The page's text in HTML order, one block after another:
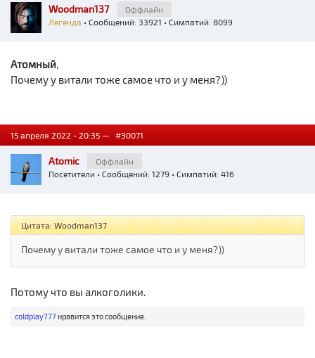
Woodman137
Оффлайн
Легенда • Сообщений: 33921 • Симпатий: 8099
Атомный,
Почему у витали тоже самое что и у меня?))
15 апреля 2022 - 20:35 — #30071
Atomic
Оффлайн
Посетители • Сообщений: 1279 • Симпатий: 416
Цитата: Woodman137
Почему у витали тоже самое что и у меня?))
Потому что вы алкоголики.
coldplay777нравится это сообщение.